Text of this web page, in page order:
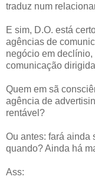
traduz num
E sim, D.O. está
agências de
negócio em
comunicação
Quem em sã
agência de
rentável?
Ou antes: fará ainda
quando? Ainda há
Ass: